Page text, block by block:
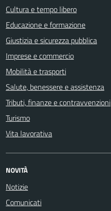
Cultura e tempo libero
Educazione e formazione
Giustizia e sicurezza pubblica
Imprese e commercio
Mobilità e trasporti
Salute, benessere e assistenza
Tributi, finanze e contravvenzioni
Turismo
Vita lavorativa
NOVITÀ
Notizie
Comunicati